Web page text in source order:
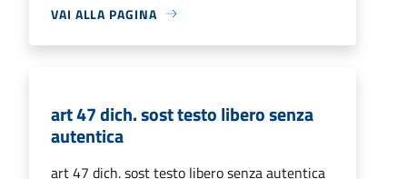
VAI ALLA PAGINA
art 47 dich. sost testo libero senza
autentica
art 47 dich. sost testo libero senza autentica